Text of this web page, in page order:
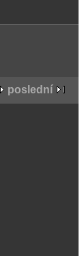
poslední